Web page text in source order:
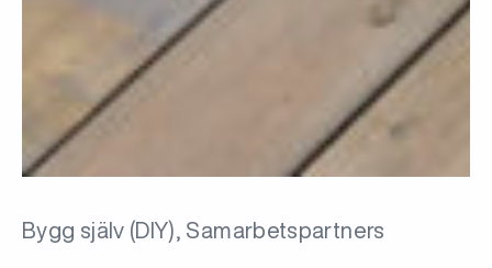
Bygg själv (DIY), Samarbetspartners